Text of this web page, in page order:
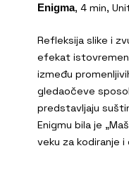
Enigma, 4 min,
Refleksija slike i
efekat
između
gledaočeve
predstavljaju
Enigmu bila je
veku za kodiranje